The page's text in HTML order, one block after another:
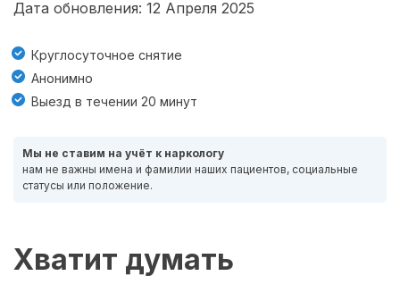
Дата обновления: 12 Апреля 2025
Круглосуточное снятие
Анонимно
Выезд в течении 20 минут
Мы не ставим на учёт к наркологу
нам не важны имена и фамилии наших пациентов, социальные
статусы или положение.
Хватит думать